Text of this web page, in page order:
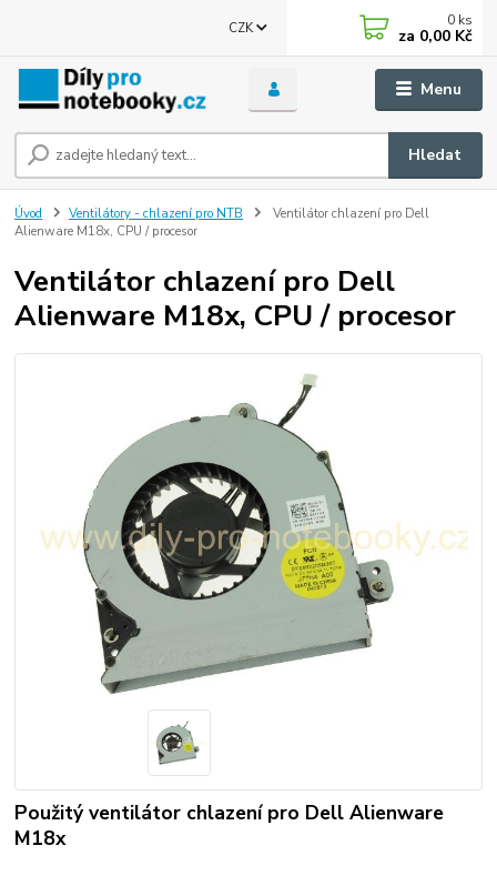
Menu
CZK
Hledat
0 ks
za 0,00 Kč
Úvod Ventilátory - chlazení pro NTB
Ventilátor chlazení pro Dell
Alienware M18x, CPU / procesor
Ventilátor chlazení pro Dell
Alienware M18x, CPU / procesor
Použitý ventilátor chlazení pro Dell Alienware
M18x